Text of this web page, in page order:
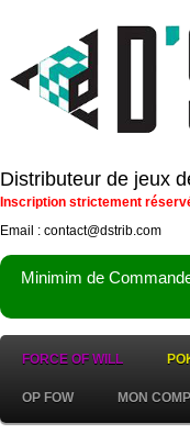
Distributeur de jeux
Inscription strictement
Email : contact@dstrib.com
Minimim de
FORCE OF WILL
OP FOW MON